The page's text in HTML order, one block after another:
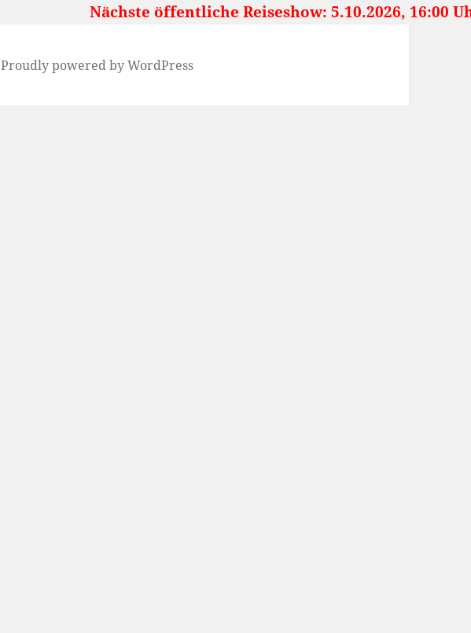
Nächste öffentliche Reiseshow: 5.10.2026, 16:00 Uhr
Proudly powered by WordPress